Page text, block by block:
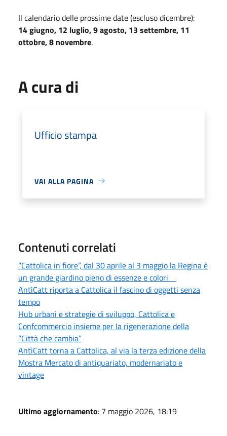
Il calendario delle prossime date (escluso dicembre):
14 giugno, 12 luglio, 9 agosto, 13 settembre, 11
ottobre, 8 novembre.
A cura di
Ufficio stampa
VAI ALLA PAGINA
Contenuti correlati
“Cattolica in fiore”, dal 30 aprile al 3 maggio la Regina è
un grande giardino pieno di essenze e colori
AntìCatt riporta a Cattolica il fascino di oggetti senza
tempo
Hub urbani e strategie di sviluppo, Cattolica e
Confcommercio insieme per la rigenerazione della
“Città che cambia”
AntìCatt torna a Cattolica, al via la terza edizione della
Mostra Mercato di antiquariato, modernariato e
vintage
Ultimo aggiornamento: 7 maggio 2026, 18:19